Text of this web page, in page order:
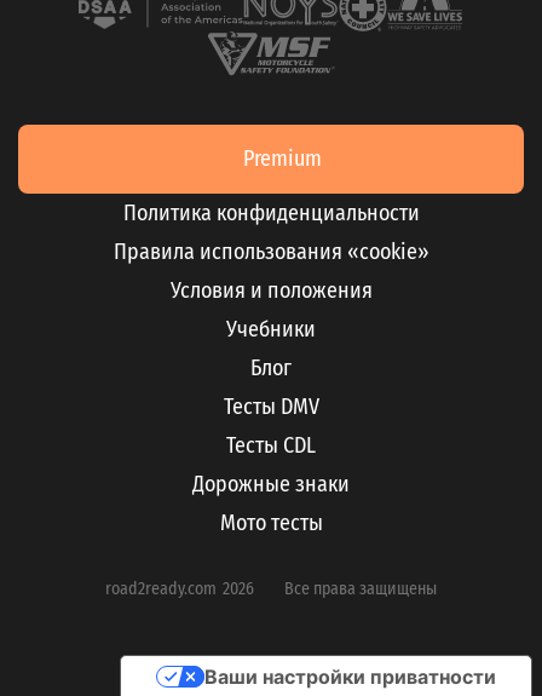
Учебники
Блог
Тесты DMV
Тесты CDL
Дорожные знаки
Мото тесты
Premium
Политика конфиденциальности
Правила использования «cookie»
Условия и положения
road2ready.com 2026 Все права защищены
Ваши настройки приватности